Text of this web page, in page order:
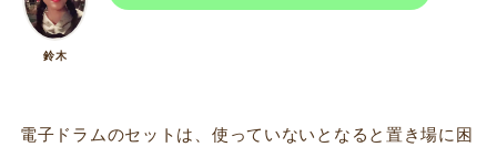
鈴木
電子ドラムのセットは、使っていないとなると置き場に困